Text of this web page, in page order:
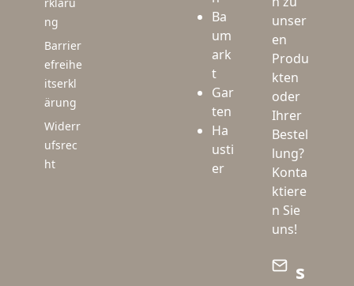
ng
Barrier
efreihe
itserkl
ärung
Widerr
ufsrec
ht
Ba
um
ark
t
Gar
ten
Ha
usti
er
unser
en
Produ
kten
oder
Ihrer
Bestel
lung?
Konta
ktiere
n Sie
uns!
s